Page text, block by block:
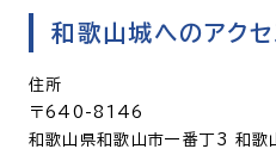
和歌山城へのアクセ
住所
〒640-8146
和歌山県和歌山市一番丁3 和歌